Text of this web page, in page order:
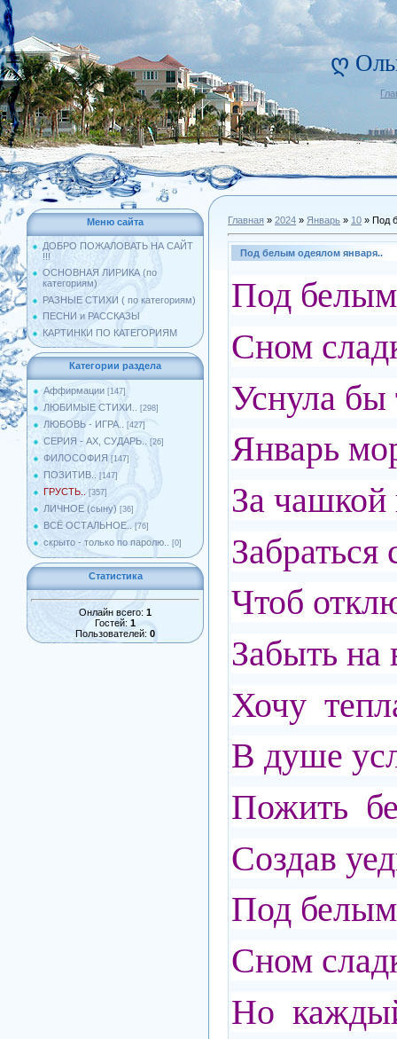
ღ
Меню сайта
ДОБРО ПОЖАЛОВАТЬ НА САЙТ
!!!
ОСНОВНАЯ ЛИРИКА (по
категориям)
РАЗНЫЕ СТИХИ ( по категориям)
ПЕСНИ и РАССКАЗЫ
КАРТИНКИ ПО КАТЕГОРИЯМ
Категории раздела
Аффирмации [147]
ЛЮБИМЫЕ СТИХИ.. [298]
ЛЮБОВЬ - ИГРА.. [427]
СЕРИЯ - АХ, СУДАРЬ.. [26]
ФИЛОСОФИЯ [147]
ПОЗИТИВ.. [147]
ГРУСТЬ.. [357]
ЛИЧНОЕ (сыну) [36]
ВСЁ ОСТАЛЬНОЕ.. [76]
скрыто - только по паролю.. [0]
Статистика
Онлайн всего: 1
Гостей: 1
Пользователей: 0
Главная » 2024 » Январь » 10 » Под
Под белым одеялом января..
Под белым
Сном
Уснула бы
Январь
За чашкой
Чтоб
Забыть на
Хочу
В душе
Пожить
Создав
Под белым
Сном
Но